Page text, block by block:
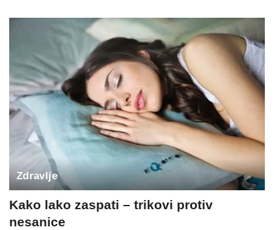
Zdravlje
Kako lako zaspati – trikovi protiv
nesanice